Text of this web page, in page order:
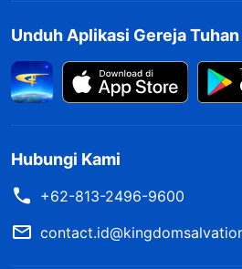
setelah itu engkau dapat
kesulitanmu, tak satu pun
(Firman, Jilid 6, Tentang
"Apa yang Dimaksud dengan
(1)"). Firman Tuhan langsung
Unduh Aplikasi Gereja
Hubungi Kami
+62-813-2496-9600